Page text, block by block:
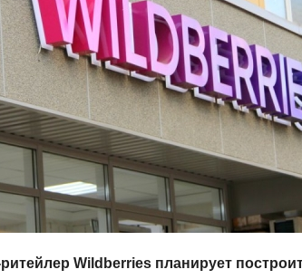
Wildberries планирует